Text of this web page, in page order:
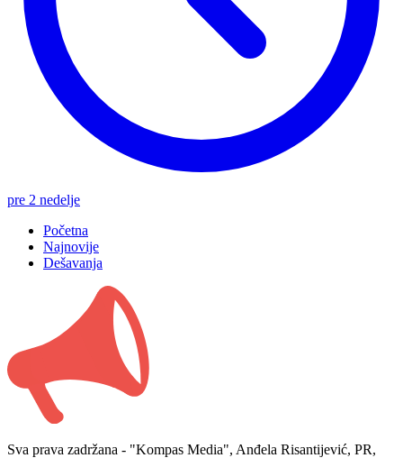
pre 2 nedelje
Početna
Najnovije
Dešavanja
Sva prava zadržana - "Kompas Media", Anđela Risantijević, PR,